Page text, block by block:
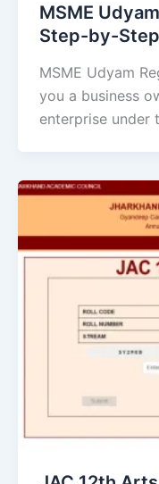
MSME
Step-by-
MSME Udyam
you a business
enterprise under